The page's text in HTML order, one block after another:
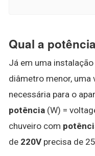
Qual a
Já em uma
diâmetro menor, uma
necessária para o
potência (W) =
chuveiro com
de 220V precisa de